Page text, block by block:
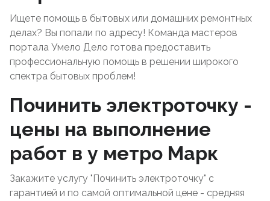
Ищете помощь в бытовых или домашних ремонтных
делах? Вы попали по адресу! Команда мастеров
портала Умело Дело готова предоставить
профессиональную помощь в решении широкого
спектра бытовых проблем!
Починить электроточку -
цены на выполнение
работ в у метро Марк
Закажите услугу "Починить электроточку" с
гарантией и по самой оптимальной цене - средняя